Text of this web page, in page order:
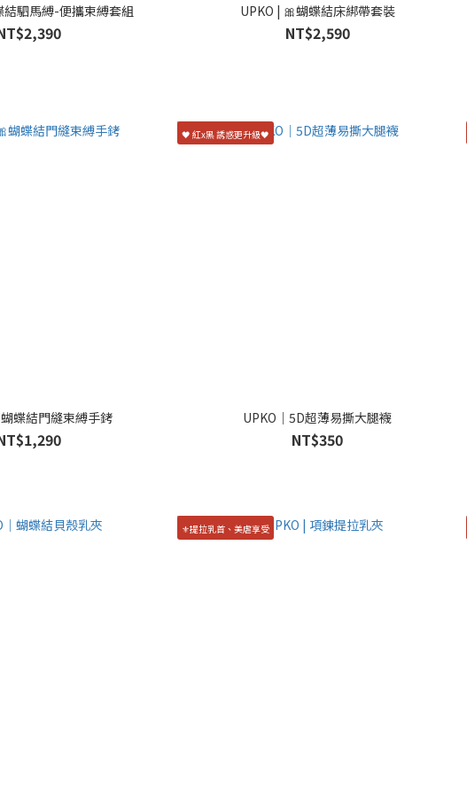
結駟馬縛-便攜束縛套組 UPKO | 🎀蝴蝶結床綁帶套裝
NT$2,590
蝶結門縫束縛手銬
🖤 紅x黑 誘惑更升級🖤
UPKO｜5D超薄易撕大腿襪
NT$350
⚜️提拉乳首、美虐享受